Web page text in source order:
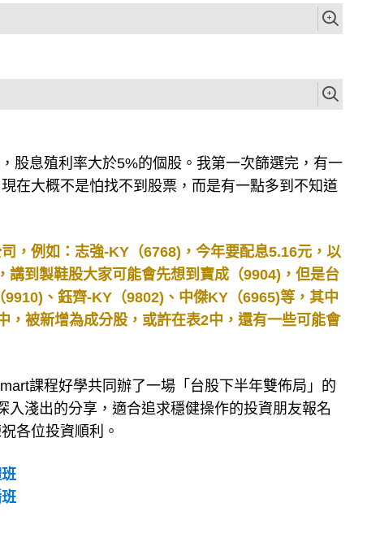
股息殖利率大於5%的個股。我第一次篩選完，有一
在大概不是怕找不到股票，而是有一點多到不知道
，例如：志強-KY（6768)，今年要配息5.16元，以
到製鞋股大家可能會先想到寶成（9904)，但是台
、鈺齊-KY（9802)、中傑KY（6965)等，其中
被新增為成分股，或許在表2中，還有一些可能會
課程好學共同辦了一場「台股下半年雙佈局」的
淺出的分享，適合追求穩健操作的投資朋友報名
各位投資順利。